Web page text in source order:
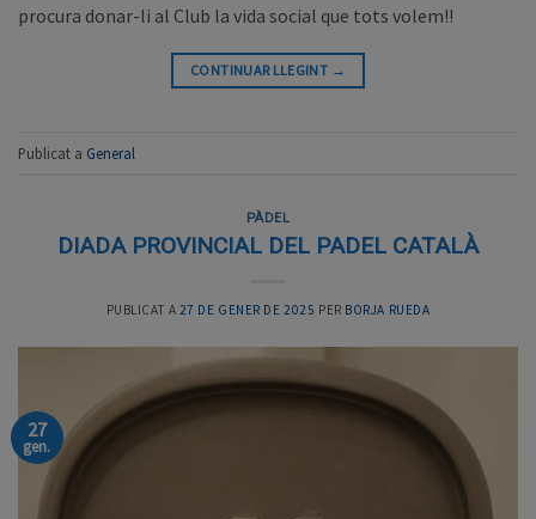
procura donar-li al Club la vida social que tots volem!!
CONTINUAR LLEGINT →
Publicat a General
PÀDEL
DIADA PROVINCIAL DEL PADEL CATALÀ
PUBLICAT A 27 DE GENER DE 2025 PER BORJA RUEDA
27
gen.